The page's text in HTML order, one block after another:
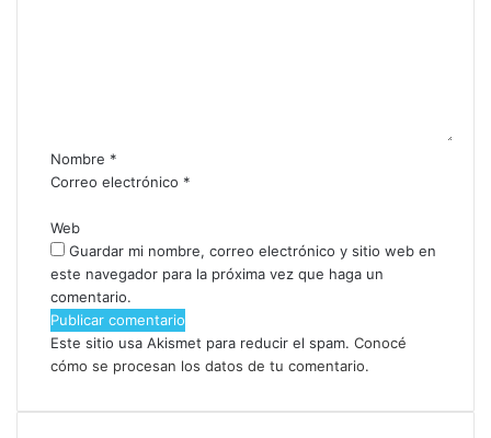
Nombre *
Correo electrónico *
Web
Guardar mi nombre, correo electrónico y sitio web en
este navegador para la próxima vez que haga un
comentario.
Este sitio usa Akismet para reducir el spam. Conocé
cómo se procesan los datos de tu comentario.